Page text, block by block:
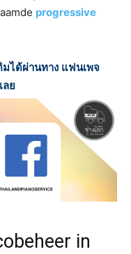
progressive
มได้ผ่านทาง แฟนเพจ
ลย
in